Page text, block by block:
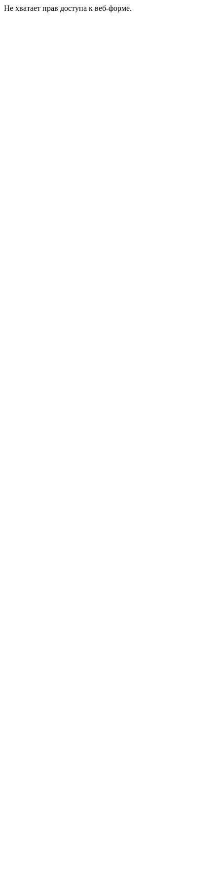
Не хватает прав доступа к веб-форме.